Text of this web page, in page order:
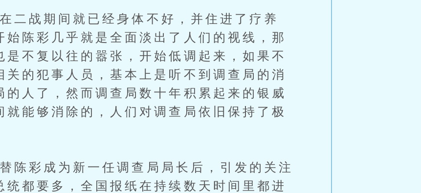
战期间就已经身体不好，并住进了疗养
始陈彩几乎就是全面淡出了人们的视线，那
是不复以往的嚣张，开始低调起来，如果不
关的犯事人员，基本上是听不到调查局的消
的人了，然而调查局数十年积累起来的银威
就能够消除的，人们对调查局依旧保持了极
彩成为新一任调查局局长后，引发的关注
统都要多，全国报纸在持续数天时间里都进